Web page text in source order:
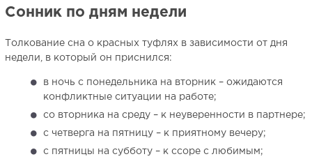
Сонник по дням недели
Толкование сна о красных туфлях в зависимости от дня
недели, в который он приснился:
в ночь с понедельника на вторник – ожидаются
конфликтные ситуации на работе;
со вторника на среду – к неуверенности в партнере;
с четверга на пятницу – к приятному вечеру;
с пятницы на субботу – к ссоре с любимым;